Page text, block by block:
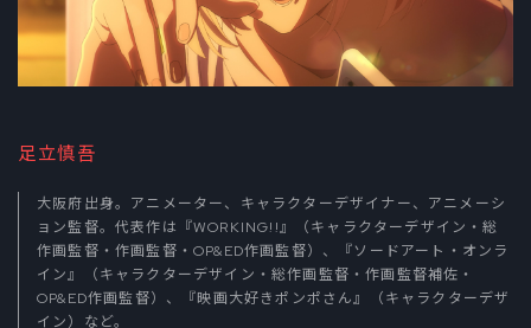
足立慎吾
大阪府出身。アニメーター、キャラクターデザイナー、アニメーシ
ョン監督。代表作は『WORKING!!』（キャラクターデザイン・総
作画監督・作画監督・OP&ED作画監督）、『ソードアート・オンラ
イン』（キャラクターデザイン・総作画監督・作画監督補佐・
OP&ED作画監督）、『映画大好きポンポさん』（キャラクターデザ
イン）など。